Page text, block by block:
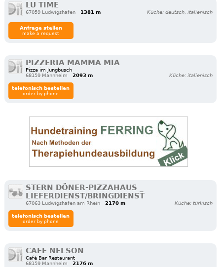
LU TIME
67059 Ludwigshafen 1381 m Küche: deutsch, italienisch
Anfrage stellen
make a request
PIZZERIA MAMMA MIA
Pizza im Jungbusch
68159 Mannheim
2093 m Küche: italienisch
telefonisch bestellen
order by phone
STERN DÖNER-PIZZAHAUS _
LIEFERDIENST/BRINGDIENST
67063 Ludwigshafen am Rhein 2170 m Küche: türkisch
telefonisch bestellen
order by phone
CAFE NELSON
Café Bar Restaurant
68159 Mannheim
2176 m